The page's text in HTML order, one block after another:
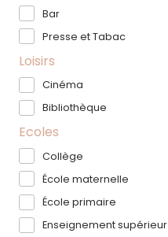
Bar
Presse et Tabac
Loisirs
Cinéma
Bibliothèque
Ecoles
Collège
École maternelle
École primaire
Enseignement supérieur